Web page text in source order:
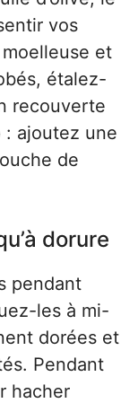
vos
et
étalez-
recouverte
: ajoutez une
de
dorure
pendant
les à mi-
dorées et
Pendant
hacher